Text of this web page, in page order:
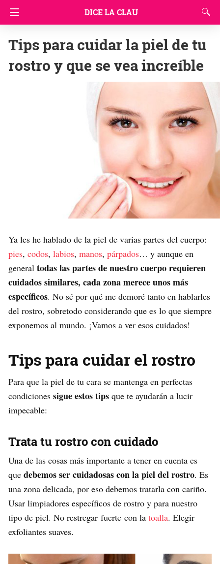
DICE LA CLAU
Tips para cuidar la piel de tu
rostro y que se vea increíble
Ya les he hablado de la piel de varias partes del cuerpo:
pies, codos, labios, manos, párpados… y aunque en
general todas las partes de nuestro cuerpo requieren
cuidados similares, cada zona merece unos más
específicos. No sé por qué me demoré tanto en hablarles
del rostro, sobretodo considerando que es lo que siempre
exponemos al mundo. ¡Vamos a ver esos cuidados!
Tips para cuidar el rostro
Para que la piel de tu cara se mantenga en perfectas
condiciones sigue estos tips que te ayudarán a lucir
impecable:
Trata tu rostro con cuidado
Una de las cosas más importante a tener en cuenta es
que debemos ser cuidadosas con la piel del rostro. Es
una zona delicada, por eso debemos tratarla con cariño.
Usar limpiadores específicos de rostro y para nuestro
tipo de piel. No restregar fuerte con la toalla. Elegir
exfoliantes suaves.